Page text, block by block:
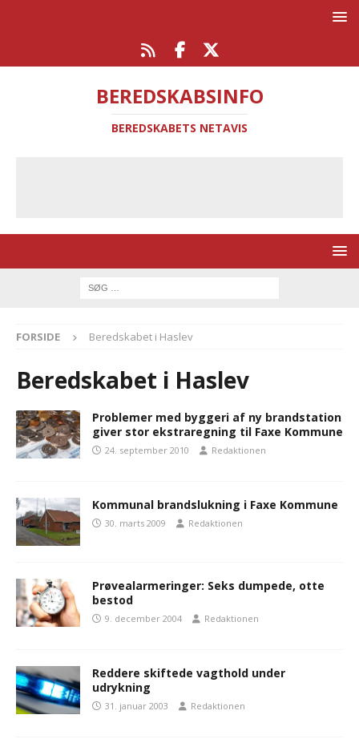
BEREDSKABSINFO
BEREDSKABETS NETAVIS
FORSIDE Beredskabet i Haslev
Beredskabet i Haslev
Problemer med byggeri af ny brandstation
giver stor ekstraregning til Faxe Kommune
24. september 2010 Redaktionen
Kommunal brandslukning i Faxe Kommune
30. marts 2009 Redaktionen
Prøvealarmeringer: Seks dumpede, otte
bestod
9. december 2004 Redaktionen
Reddere skiftede vagthold under
udrykning
31. januar 2003 Redaktionen